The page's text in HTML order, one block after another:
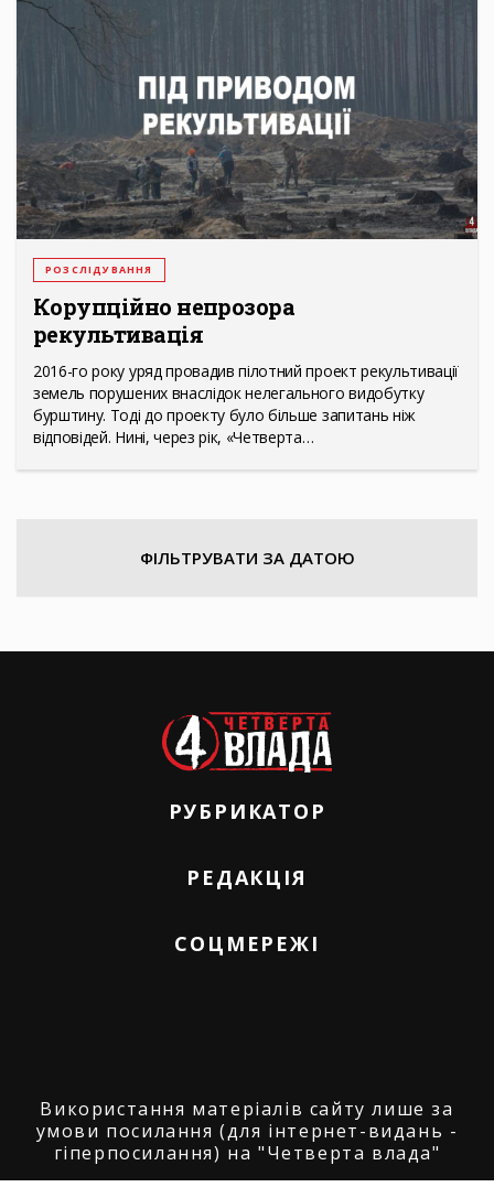
РОЗСЛІДУВАННЯ
Корупційно непрозора
рекультивація
2016-го року уряд провадив пілотний проект рекультивації
земель порушених внаслідок нелегального видобутку
бурштину. Тоді до проекту було більше запитань ніж
відповідей. Нині, через рік, «Четверта…
ФІЛЬТРУВАТИ ЗА ДАТОЮ
РУБРИКАТОР
РЕДАКЦІЯ
СОЦМЕРЕЖІ
Використання матеріалів сайту лише за
умови посилання (для інтернет-видань -
гіперпосилання) на "Четверта влада"